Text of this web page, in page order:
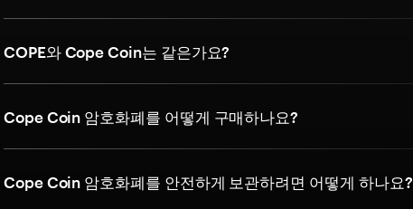
COPE와 Cope Coin는 같은가요?
Cope Coin 암호화폐를 어떻게 구매하나요?
Cope Coin 암호화폐를 안전하게 보관하려면 어떻게 하나요?